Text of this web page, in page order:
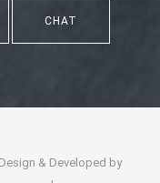
CHAT
& Developed by